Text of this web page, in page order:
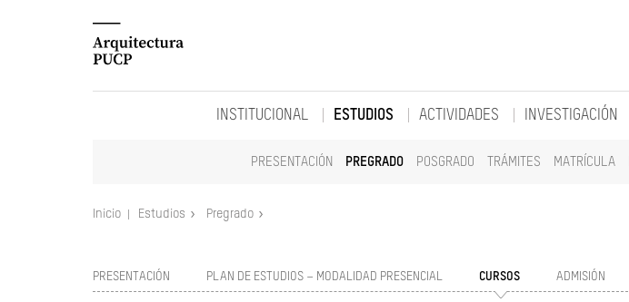
INSTITUCIONAL ESTUDIOS
PRESENTACIÓN PREGRADO POSGRADO TRÁMITES MATRÍCULA
ACTIVIDADES INVESTIGACIÓN
Inicio Estudios Pregrado
PRESENTACIÓN PLAN DE ESTUDIOS – MODALIDAD PRESENCIAL CURSOS ADMISIÓN